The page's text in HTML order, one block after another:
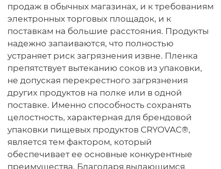
продаж в обычных магазинах, и к требованиям
электронных торговых площадок, и к
поставкам на большие расстояния. Продукты
надежно запаиваются, что полностью
устраняет риск загрязнения извне. Пленка
препятствует вытеканию соков из упаковки,
не допуская перекрестного загрязнения
других продуктов на полке или в одной
поставке. Именно способность сохранять
целостность, характерная для брендовой
упаковки пищевых продуктов CRYOVAC®,
является тем фактором, который
обеспечивает ее основные конкурентные
преимущества. Благодаря выдающимся